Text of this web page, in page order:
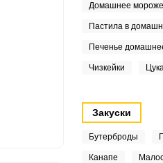
Домашнее
Пастила в
Печенье
Чизкейки
Закуски
Бутерброды
Канапе